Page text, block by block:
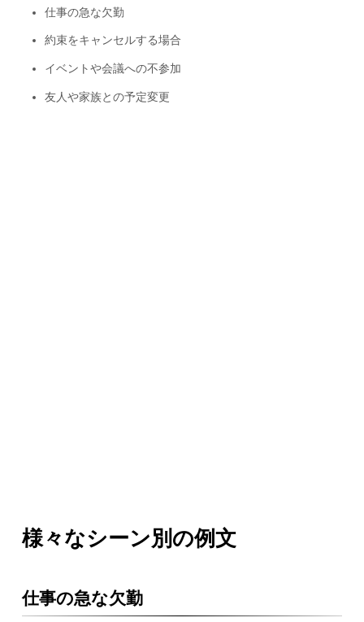
仕事の急な欠勤
約束をキャンセルする場合
イベントや会議への不参加
友人や家族との予定変更
様々なシーン別の例文
仕事の急な欠勤